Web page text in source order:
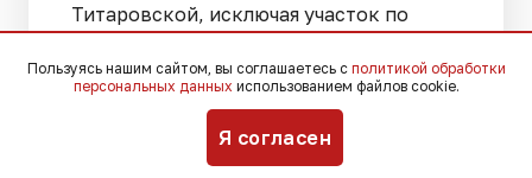
Титаровской, исключая участок по
Актуальную информацию о работе
городского электротранспорта можно
получить по телефону диспетчерской
Пользуясь нашим сайтом, вы соглашаетесь с политикой обработки
персональных данных использованием файлов cookie.
Я согласен